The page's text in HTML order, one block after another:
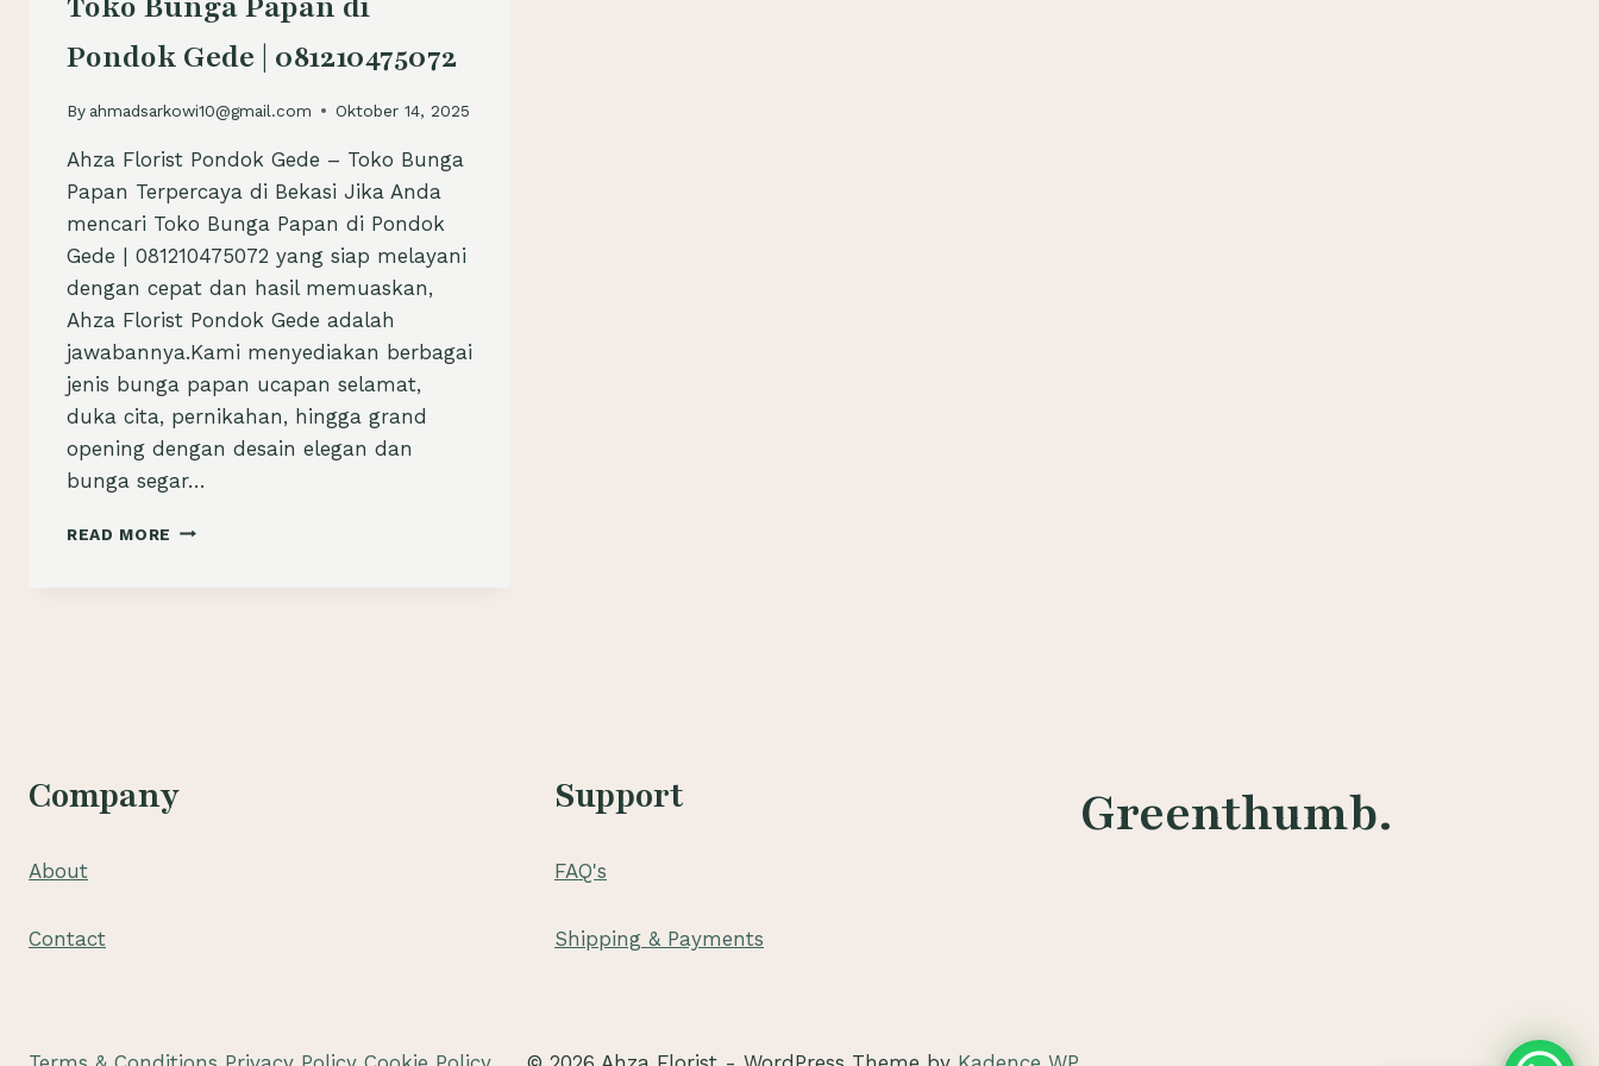
Pondok Gede | 081210475072
By ahmadsarkowi10@gmail.com Oktober 14, 2025
Ahza Florist Pondok Gede – Toko Bunga
Papan Terpercaya di Bekasi Jika Anda
mencari Toko Bunga Papan di Pondok
Gede | 081210475072 yang siap melayani
dengan cepat dan hasil memuaskan,
Ahza Florist Pondok Gede adalah
jawabannya.Kami menyediakan berbagai
jenis bunga papan ucapan selamat,
duka cita, pernikahan, hingga grand
opening dengan desain elegan dan
bunga segar…
READ MORE TOKO
Company
About
Contact
Support
FAQ's
Shipping & Payments
Greenthumb.